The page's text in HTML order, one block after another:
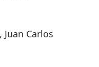
Carlos